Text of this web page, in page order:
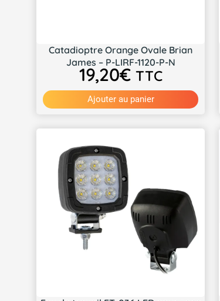
Catadioptre Orange Ovale Brian
James – P-LIRF-1120-P-N
19,20€ TTC
Ajouter au panier